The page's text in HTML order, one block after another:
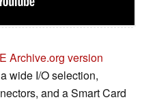
Archive.org version
wide I/O selection,
and a Smart Card